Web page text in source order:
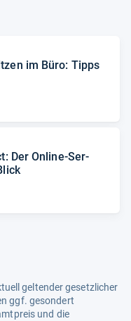
im Büro: Tipps
Der Online-​Ser­
geltender gesetzlicher
ggf. gesondert
und die